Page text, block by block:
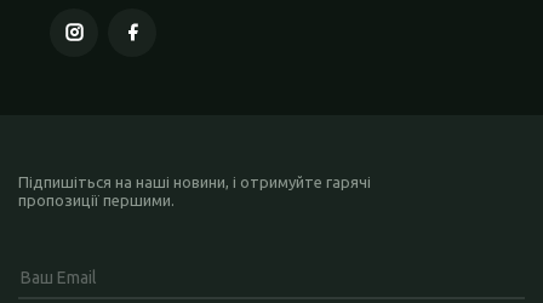
Підпишіться на наші новини, і отримуйте гарячі
пропозиції першими.